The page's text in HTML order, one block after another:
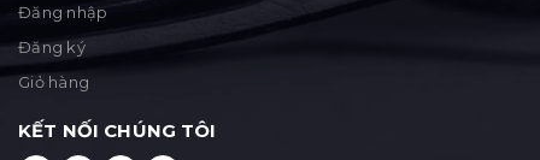
Đăng nhập
Đăng ký
Giỏ hàng
KẾT NỐI CHÚNG TÔI